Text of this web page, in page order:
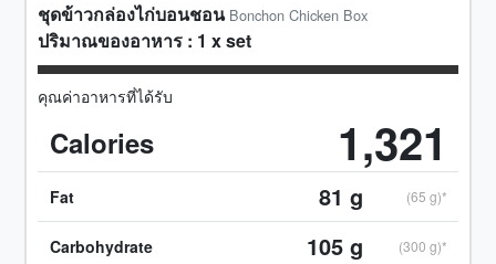
ชุดข้าวกล่องไก่บอนชอน Bonchon Chicken Box
ปริมาณของอาหาร : 1 xset
คุณค่าอาหารที่ได้รับ
Calories 1,321
Fat 81 g (65 g)*
Carbohydrate 105g (300 g)*